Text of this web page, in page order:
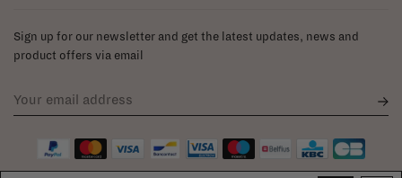
Sign up for our newsletter and get the latest updates, news and
product offers via email